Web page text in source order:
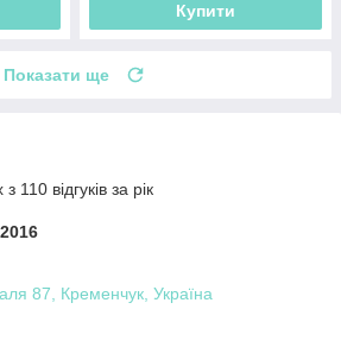
Купити
Показати ще
110 відгуків за рік
87, Кременчук, Україна